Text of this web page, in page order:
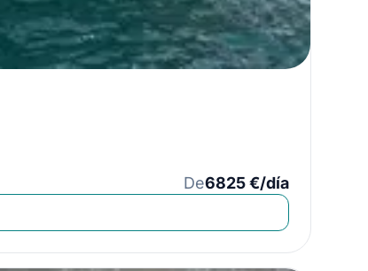
De6825 €/día